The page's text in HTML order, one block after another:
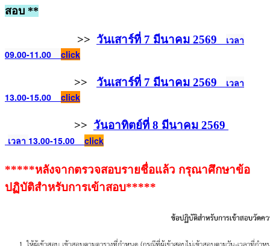
สอบ **
>> วันเสาร์ที่ 7 มีนาคม 2569 เวลา
09.00-11.00 click
>> วันเสาร์ที่ 7 มีนาคม 2569 เวลา
13.00-15.00 click
>> วันอาทิตย์ที่ 8 มีนาคม 2569
เวลา 13.00-15.00 click
*****หลังจากตรวจสอบรายชื่อแล้ว กรุณาศึกษาข้อ
ปฏิบัติสำหรับการเข้าสอบ*****